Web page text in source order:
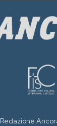
Redazione